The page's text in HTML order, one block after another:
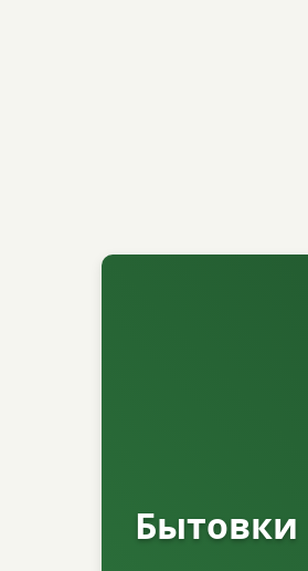
Бытовки